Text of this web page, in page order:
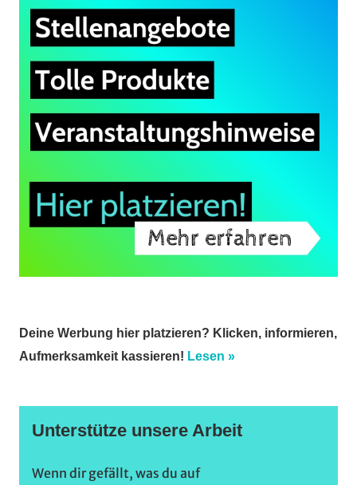
Deine Werbung hier platzieren? Klicken, informieren,
Aufmerksamkeit kassieren! Lesen »
Unterstütze unsere Arbeit
Wenn dir gefällt, was du auf